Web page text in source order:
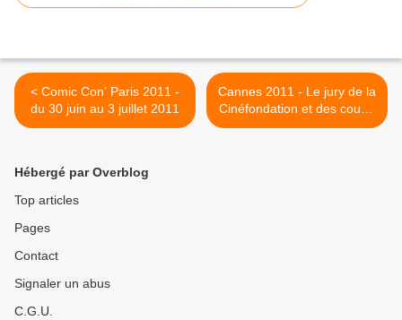
< Comic Con’ Paris 2011 -
du 30 juin au 3 juillet 2011
Cannes 2011 - Le jury de la
Cinéfondation et des courts
métrages >
Hébergé par Overblog
Top articles
Pages
Contact
Signaler un abus
C.G.U.